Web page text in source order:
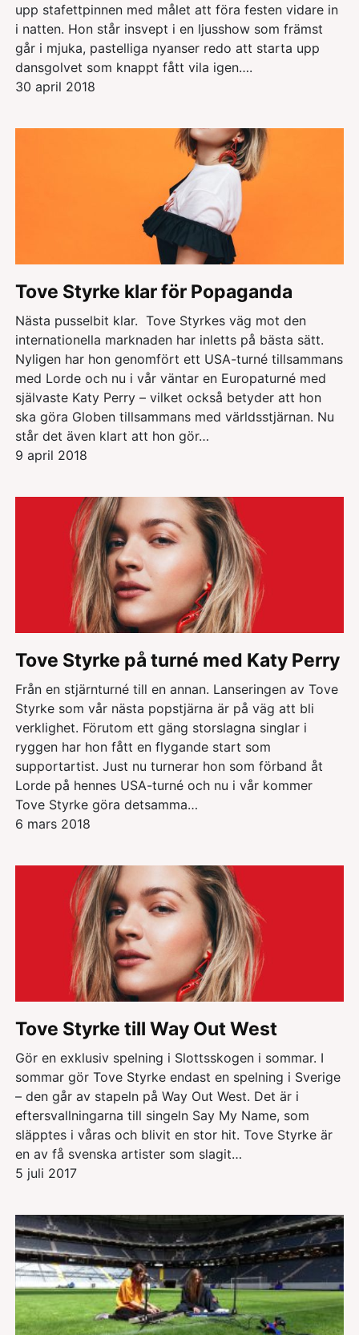
upp stafettpinnen med målet att föra festen vidare in
i natten. Hon står insvept i en ljusshow som främst
går i mjuka, pastelliga nyanser redo att starta upp
dansgolvet som knappt fått vila igen….
30 april 2018
Tove Styrke klar för Popaganda
Nästa pusselbit klar. Tove Styrkes väg mot den
internationella marknaden har inletts på bästa sätt.
Nyligen har hon genomfört ett USA-turné tillsammans
med Lorde och nu i vår väntar en Europaturné med
självaste Katy Perry – vilket också betyder att hon
ska göra Globen tillsammans med världsstjärnan. Nu
står det även klart att hon gör…
9 april 2018
Tove Styrke på turné med Katy Perry
Från en stjärnturné till en annan. Lanseringen av Tove
Styrke som vår nästa popstjärna är på väg att bli
verklighet. Förutom ett gäng storslagna singlar i
ryggen har hon fått en flygande start som
supportartist. Just nu turnerar hon som förband åt
Lorde på hennes USA-turné och nu i vår kommer
Tove Styrke göra detsamma…
6 mars 2018
Tove Styrke till Way Out West
Gör en exklusiv spelning i Slottsskogen i sommar. I
sommar gör Tove Styrke endast en spelning i Sverige
– den går av stapeln på Way Out West. Det är i
eftersvallningarna till singeln Say My Name, som
släpptes i våras och blivit en stor hit. Tove Styrke är
en av få svenska artister som slagit…
5 juli 2017